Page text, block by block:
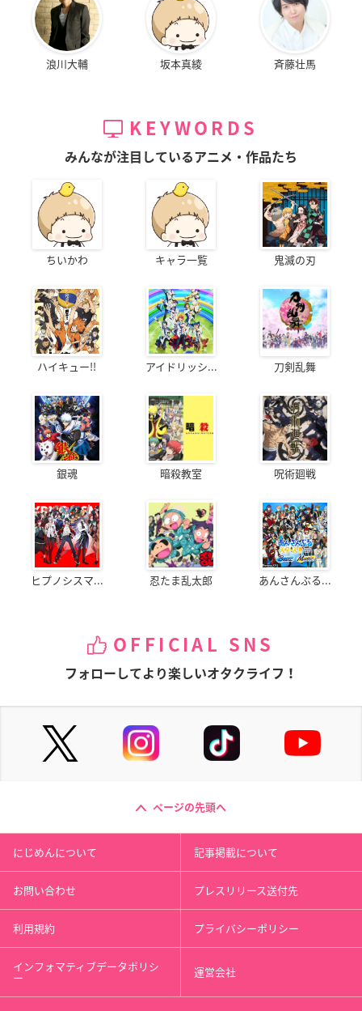
浪川大輔 坂本真綾 斉藤壮馬
KEYWORDS
みんなが注目しているアニメ・作品たち
ちいかわ キャラ一覧 鬼滅の刃
ハイキュー!! アイドリッシ... 刀剣乱舞
銀魂 暗殺教室 呪術廻戦
ヒプノシスマ... 忍たま乱太郎 あんさんぶる...
OFFICIAL SNS
フォローしてより楽しいオタクライフ！
ページの先頭へ
にじめんについて 記事掲載について
お問い合わせ プレスリリース送付先
利用規約 プライバシーポリシー
インフォマティブデータポリシ
ー 運営会社